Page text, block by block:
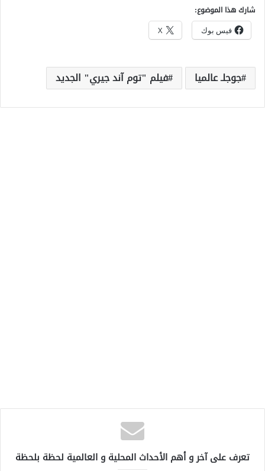
شارك هذا الموضوع:
فيس بوك X
جوجلـ عالميا فيلم "توم آند جيري" الجديد
تعرف على آخر و أهم الأحداث المحلية و العالمية لحظة بلحظة